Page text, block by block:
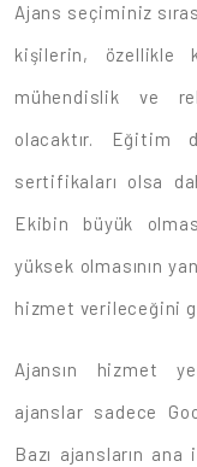
Ajans seçiminiz
kişilerin, özellikle
mühendislik ve
olacaktır. Eğitim
sertifikaları olsa
Ekibin büyük
yüksek olmasının
hizmet verileceğini
Ajansın hizmet
ajanslar sadece
Bazı ajansların ana